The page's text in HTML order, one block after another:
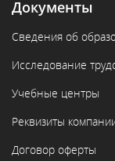
Документы
Сведения об
Исследование
Учебные центры
Реквизиты
Договор оферты